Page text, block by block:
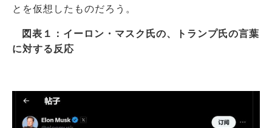
とを仮想したものだろう。
図表１：イーロン・マスク氏の、トランプ氏の言葉
に対する反応